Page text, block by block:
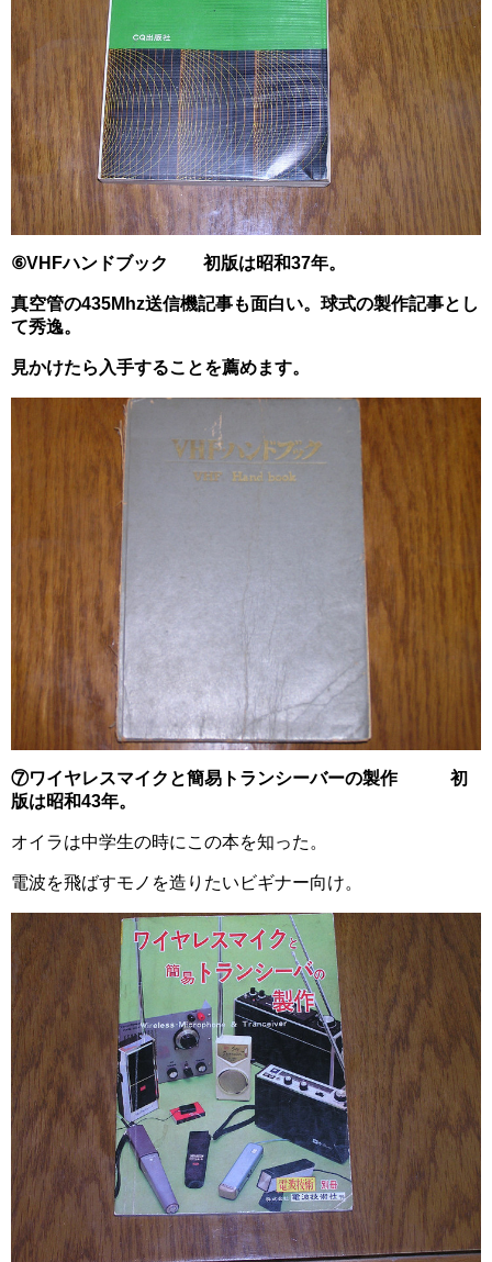
⑥VHFハンドブック 初版は昭和37年。
真空管の435Mhz送信機記事も面白い。球式の製作記事とし
て秀逸。
見かけたら入手することを薦めます。
⑦ワイヤレスマイクと簡易トランシーバーの製作 初
版は昭和43年。
オイラは中学生の時にこの本を知った。
電波を飛ばすモノを造りたいビギナー向け。